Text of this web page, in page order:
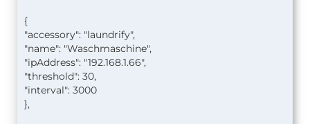
{
"accessory": "laundrify",
"name": "Waschmaschine",
"ipAddress": "192.168.1.66",
"threshold": 30,
"interval": 3000
},